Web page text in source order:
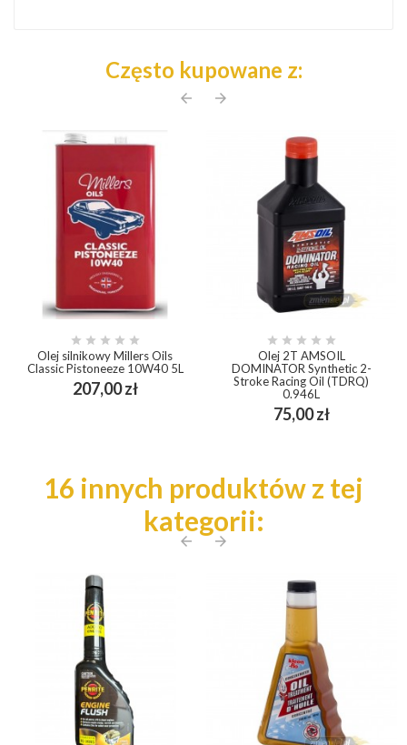
Często kupowane z:
arrow_back arrow_forward
    
Olej silnikowy Millers Oils
Classic Pistoneeze 10W40 5L
207,00 złCena
    
Olej 2T AMSOIL
DOMINATOR Synthetic 2-
Stroke Racing Oil (TDRQ)
0.946L
75,00 złCena
16 innych produktów z tej
kategorii:
arrow_back arrow_forward